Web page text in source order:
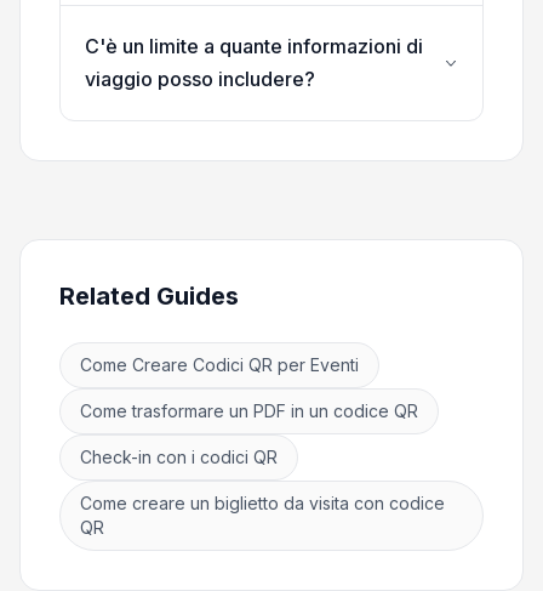
C'è un limite a quante informazioni di
viaggio posso includere?
Related Guides
Come Creare Codici QR per Eventi
Come trasformare un PDF in un codice QR
Check-in con i codici QR
Come creare un biglietto da visita con codice
QR